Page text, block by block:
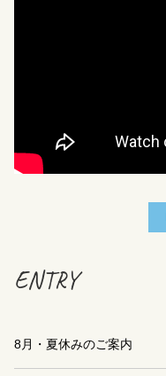
ENTRY
8月・夏休みのご案内